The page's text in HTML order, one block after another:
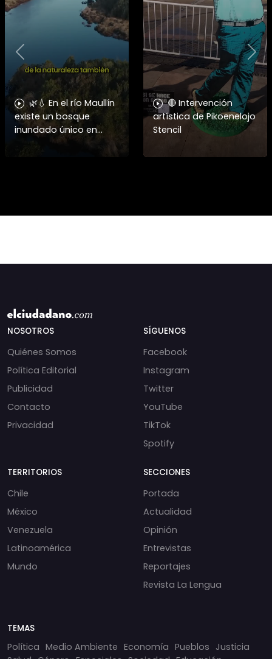
🌿💧 En el río Maullín
existe un bosque
inundado único en
Chile, hogar del huillín y
de cientos de especies.
🔴 Intervención
artística de Pikoenelojo
Stencil
Previous
NOSOTROS
Quiénes Somos
Política Editorial
Publicidad
Contacto
Privacidad
SÍGUENOS
Facebook
Instagram
Twitter
YouTube
TikTok
Spotify
TERRITORIOS
Chile
México
Venezuela
Latinoamérica
Mundo
SECCIONES
Portada
Actualidad
Opinión
Entrevistas
Reportajes
Revista La Lengua
TEMAS
Política Medio Ambiente Economía Pueblos Justicia